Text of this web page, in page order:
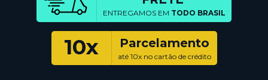
ENTREGAMOS EM TODO BRASIL
10x Parcelamento
até 10x no cartão de crédito